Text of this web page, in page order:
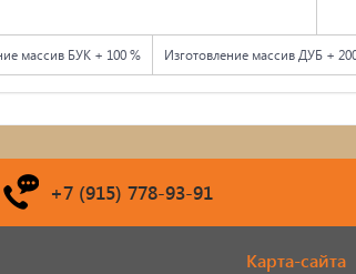
массив БУК + 100 % Изготовление массив ДУБ +
+7 (915) 778-93-91
Карта-сайта